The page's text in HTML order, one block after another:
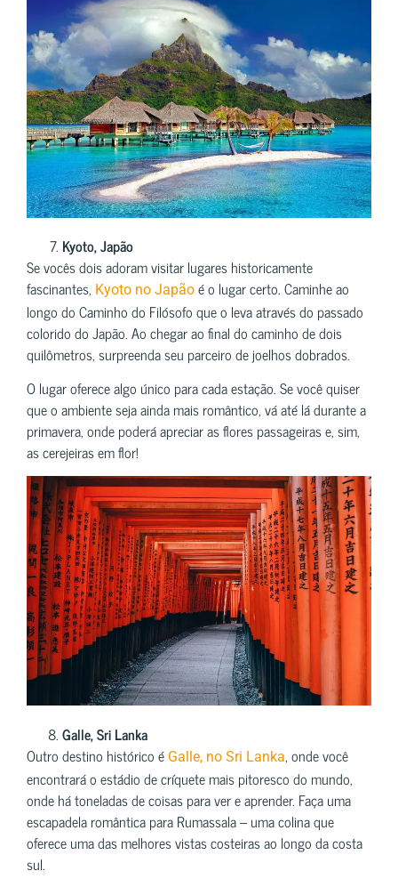
Kyoto, Japão
Se vocês dois adoram visitar lugares historicamente
fascinantes, Kyoto no Japão é o lugar certo. Caminhe ao
longo do Caminho do Filósofo que o leva através do passado
colorido do Japão. Ao chegar ao final do caminho de dois
quilômetros, surpreenda seu parceiro de joelhos dobrados.
O lugar oferece algo único para cada estação. Se você quiser
que o ambiente seja ainda mais romântico, vá até lá durante a
primavera, onde poderá apreciar as flores passageiras e, sim,
as cerejeiras em flor!
Galle, Sri Lanka
Outro destino histórico é Galle, no Sri Lanka, onde você
encontrará o estádio de críquete mais pitoresco do mundo,
onde há toneladas de coisas para ver e aprender. Faça uma
escapadela romântica para Rumassala – uma colina que
oferece uma das melhores vistas costeiras ao longo da costa
sul.